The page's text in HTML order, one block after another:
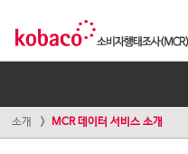
소개 MCR 데이터 서비스 소개